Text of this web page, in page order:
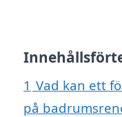
1 Vad kan ett
på